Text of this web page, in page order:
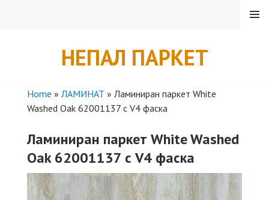
НЕПАЛ ПАРКЕТ
MENU
Home » ЛАМИНАТ » Ламиниран паркет White
Washed Oak 62001137 с V4 фаска
Ламиниран паркет White Washed
Oak 62001137 с V4 фаска